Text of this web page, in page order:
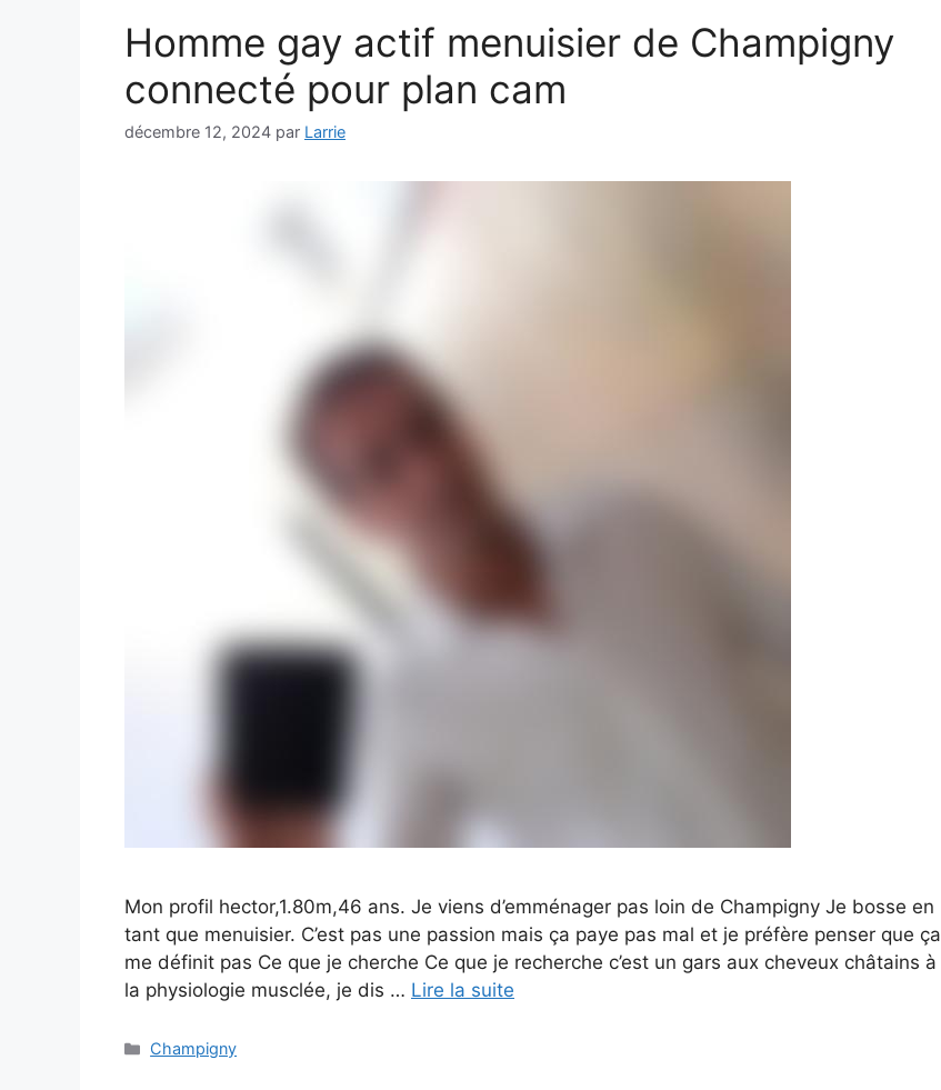
Homme gay actif menuisier de Champigny
connecté pour plan cam
décembre 12, 2024 par Larrie
Mon profil hector,1.80m,46 ans. Je viens d’emménager pas loin de Champigny Je bosse en
tant que menuisier. C’est pas une passion mais ça paye pas mal et je préfère penser que ça
me définit pas Ce que je cherche Ce que je recherche c’est un gars aux cheveux châtains à
la physiologie musclée, je dis … Lire la suite
Catégories
Champigny